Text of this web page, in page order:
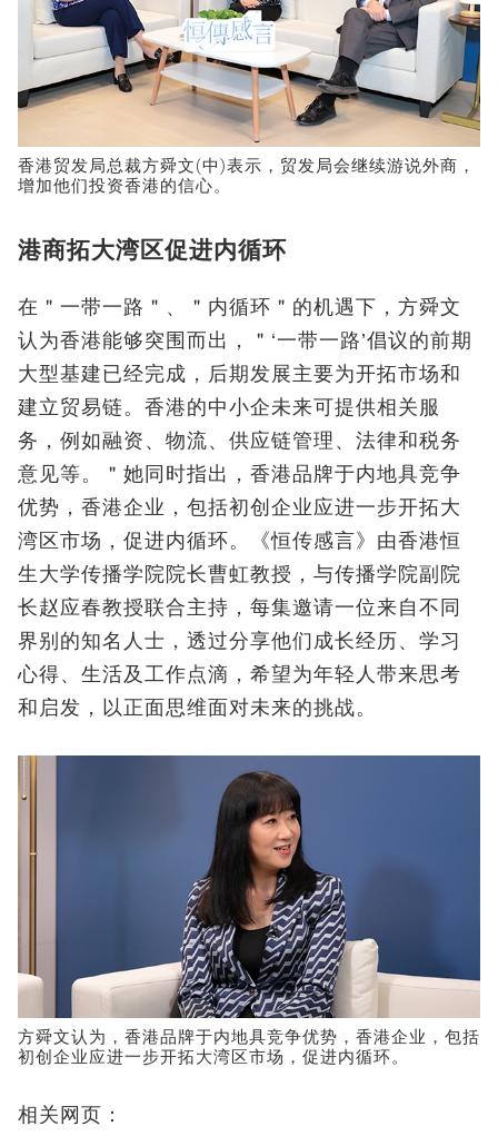
香港贸发局总裁方舜文(中)表示，贸发局会继续游说外商，
增加他们投资香港的信心。
港商拓大湾区促进内循环
在＂一带一路＂、＂内循环＂的机遇下，方舜文
认为香港能够突围而出，＂‘一带一路’倡议的前期
大型基建已经完成，后期发展主要为开拓市场和
建立贸易链。香港的中小企未来可提供相关服
务，例如融资、物流、供应链管理、法律和税务
意见等。＂她同时指出，香港品牌于内地具竞争
优势，香港企业，包括初创企业应进一步开拓大
湾区市场，促进内循环。《恒传感言》由香港恒
生大学传播学院院长曹虹教授，与传播学院副院
长赵应春教授联合主持，每集邀请一位来自不同
界别的知名人士，透过分享他们成长经历、学习
心得、生活及工作点滴，希望为年轻人带来思考
和启发，以正面思维面对未来的挑战。
方舜文认为，香港品牌于内地具竞争优势，香港企业，包括
初创企业应进一步开拓大湾区市场，促进内循环。
相关网页：